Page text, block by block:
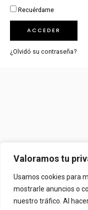
Valoramos tu
Usamos cookies para
mostrarle anuncios o
nuestro tráfico. Al
Recuérdame
ACCEDER
¿Olvidó su contraseña?
Copyright ©